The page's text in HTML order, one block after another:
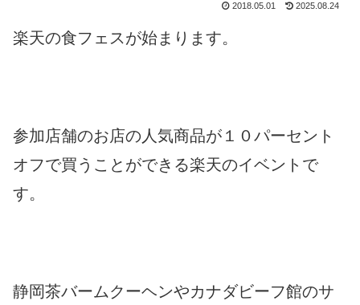
2018.05.01 2025.08.24
楽天の食フェスが始まります。
参加店舗のお店の人気商品が１０パーセント
オフで買うことができる楽天のイベントで
す。
静岡茶バームクーヘンやカナダビーフ館のサ